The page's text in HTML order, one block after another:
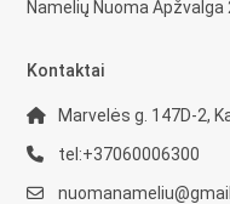
Namelių Nuoma Apžvalga
Kontaktai
Marvelės g. 147D-2,
tel:+37060006300